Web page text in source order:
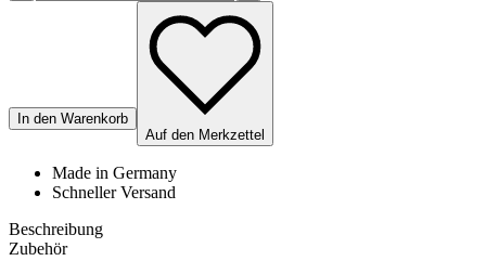
In den Warenkorb
Auf den Merkzettel
Made in Germany
Schneller Versand
Beschreibung
Zubehör